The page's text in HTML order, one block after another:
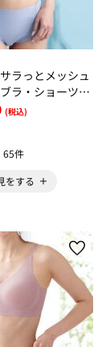
ラっとメッシュ
ラ・ショーツ
(税込)
65件
をする